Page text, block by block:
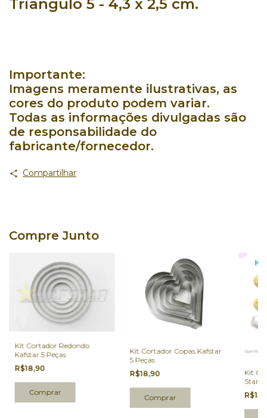
Triângulo 5 - 4,3 x 2,5 cm.
Importante:
Imagens meramente ilustrativas, as
cores do produto podem variar.
Todas as informações divulgadas são
de responsabilidade do
fabricante/fornecedor.
Compartilhar
Compre Junto
Kit Cortador Redondo
Kafstar 5 Peças
R$18,90
Kit Cortador Copas Kafstar
5 Peças
R$18,90
Kit
Star 9